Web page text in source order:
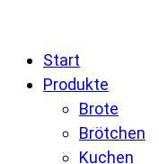
Start
Produkte
Brote
Brötchen
Kuchen